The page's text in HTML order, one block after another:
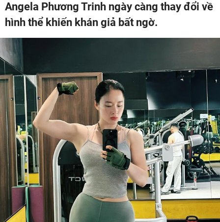
Angela Phương Trinh ngày càng thay đổi về
hình thể khiến khán giả bất ngờ.